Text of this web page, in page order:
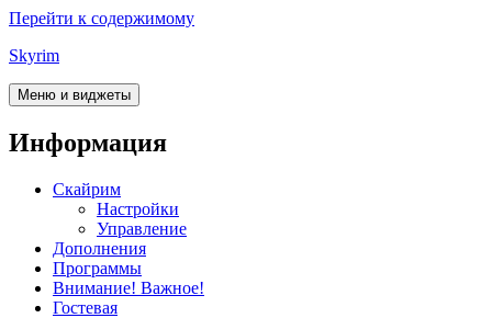
Перейти к содержимому
Skyrim
Меню и виджеты
Информация
Скайрим
Настройки
Управление
Дополнения
Программы
Внимание! Важное!
Гостевая